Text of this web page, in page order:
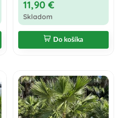
11,90 €
Skladom
Do košíka